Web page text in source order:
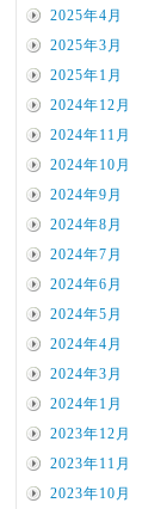
2025年4月
2025年3月
2025年1月
2024年12月
2024年11月
2024年10月
2024年9月
2024年8月
2024年7月
2024年6月
2024年5月
2024年4月
2024年3月
2024年1月
2023年12月
2023年11月
2023年10月